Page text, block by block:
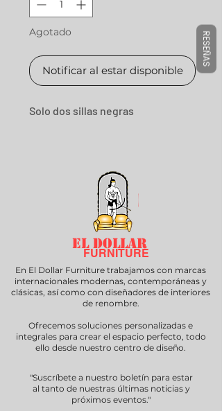
Agotado
Notificar al estar disponible
Solo dos sillas negras
EL DOLLAR
FURNITURE
En El Dollar Furniture trabajamos con marcas
internacionales modernas, contemporáneas y
clásicas, así como con diseñadores de interiores
de renombre.
Ofrecemos soluciones personalizadas e
integrales para crear el espacio perfecto, todo
ello desde nuestro centro de diseño.
"Suscríbete a nuestro boletín para estar
al tanto de nuestras últimas noticias y
próximos eventos."
RESEÑAS